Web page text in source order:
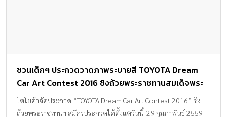
ชวนเด็กๆ ประกวดวาดภาพระบายสี TOYOTA Dream
Car Art Contest 2016 ชิงถ้วยพระราชทานสมเด็จพระ
เทพรัตนราชสุดาฯ สยามบรมราชกุมารี
โตโยต้าจัดประกวด “TOYOTA Dream Car Art Contest 2016” ชิง
ถ้วยพระราชทานฯ สมัครประกวดได้ตั้งแต่วันนี้-29 กุมภาพันธ์ 2559